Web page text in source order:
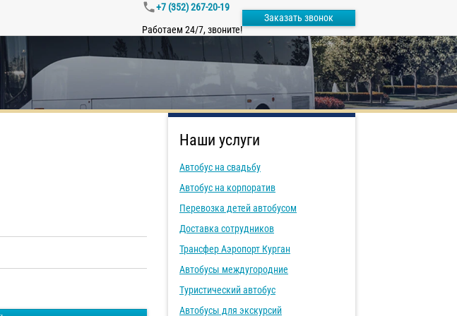
+7 (352) 267-20-19
Работаем 24/7, звоните!
Заказать звонок
Наши услуги
Автобус на свадьбу
Автобус на корпоратив
Перевозка детей автобусом
Доставка сотрудников
Трансфер Аэропорт Курган
Автобусы междугородние
Туристический автобус
Автобусы для экскурсий